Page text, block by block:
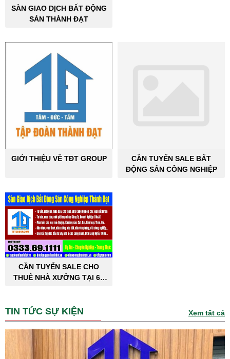
SÀN GIAO DỊCH BẤT ĐỘNG
SẢN THÀNH ĐẠT
GIỚI THIỆU VỀ TĐT GROUP
CẦN TUYỂN SALE BẤT
ĐỘNG SẢN CÔNG NGHIỆP
CẦN TUYỂN SALE CHO
THUÊ NHÀ XƯỞNG TẠI 63
TIN TỨC SỰ KIỆN Xem tất cả